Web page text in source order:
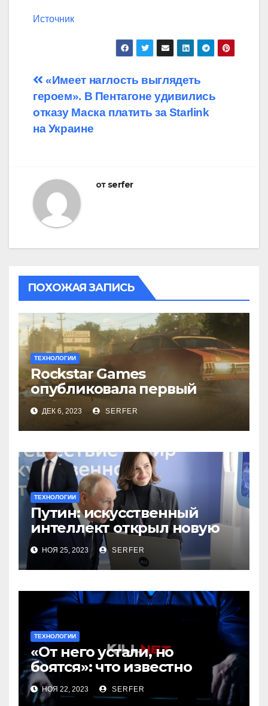
Источник
Навигация
по
записям
«Имеет наглость выглядеть
героем». В Пентагоне удивились
отказу Маска платить за Starlink
на Украине
от serfer
ПОХОЖАЯ ЗАПИСЬ
ТЕХНОЛОГИИ
Rockstar Games
опубликовала первый
трейлер видеоигры GTA 6
ДЕК 6, 2023 SERFER
ТЕХНОЛОГИИ
Путин: искусственный
интеллект открыл новую
главу в истории
человечества
НОЯ 25, 2023 SERFER
ТЕХНОЛОГИИ
«От него устали, но
боятся»: что известно
о лидере хакерской
группировки Killnet
НОЯ 22, 2023 SERFER